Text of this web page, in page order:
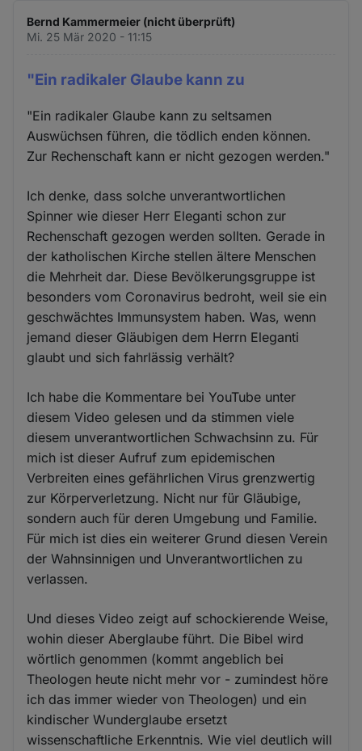
Bernd Kammermeier (nicht überprüft)
Mi. 25 Mär 2020 - 11:15
"Ein radikaler Glaube kann zu
"Ein radikaler Glaube kann zu seltsamen
Auswüchsen führen, die tödlich enden können.
Zur Rechenschaft kann er nicht gezogen werden."
Ich denke, dass solche unverantwortlichen
Spinner wie dieser Herr Eleganti schon zur
Rechenschaft gezogen werden sollten. Gerade in
der katholischen Kirche stellen ältere Menschen
die Mehrheit dar. Diese Bevölkerungsgruppe ist
besonders vom Coronavirus bedroht, weil sie ein
geschwächtes Immunsystem haben. Was, wenn
jemand dieser Gläubigen dem Herrn Eleganti
glaubt und sich fahrlässig verhält?
Ich habe die Kommentare bei YouTube unter
diesem Video gelesen und da stimmen viele
diesem unverantwortlichen Schwachsinn zu. Für
mich ist dieser Aufruf zum epidemischen
Verbreiten eines gefährlichen Virus grenzwertig
zur Körperverletzung. Nicht nur für Gläubige,
sondern auch für deren Umgebung und Familie.
Für mich ist dies ein weiterer Grund diesen Verein
der Wahnsinnigen und Unverantwortlichen zu
verlassen.
Und dieses Video zeigt auf schockierende Weise,
wohin dieser Aberglaube führt. Die Bibel wird
wörtlich genommen (kommt angeblich bei
Theologen heute nicht mehr vor - zumindest höre
ich das immer wieder von Theologen) und ein
kindischer Wunderglaube ersetzt
wissenschaftliche Erkenntnis. Wie viel deutlich will